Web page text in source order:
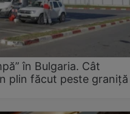
în Bulgaria. Cât
plin făcut peste graniță